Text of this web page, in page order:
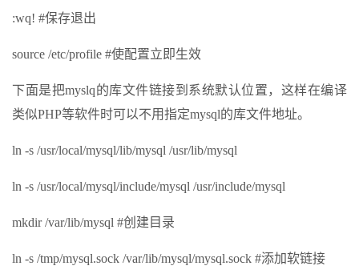
:wq! #保存退出
source /etc/profile #使配置立即生效
下面是把myslq的库文件链接到系统默认位置，这样在编译
类似PHP等软件时可以不用指定mysql的库文件地址。
ln -s /usr/local/mysql/lib/mysql /usr/lib/mysql
ln -s /usr/local/mysql/include/mysql /usr/include/mysql
mkdir /var/lib/mysql #创建目录
ln -s /tmp/mysql.sock /var/lib/mysql/mysql.sock #添加软链接